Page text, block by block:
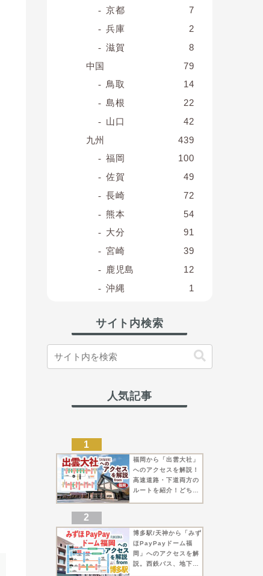
京都
7
兵庫
2
滋賀
8
中国
79
鳥取
14
島根
22
山口
42
九州
439
福岡
100
佐賀
49
長崎
72
熊本
54
大分
91
宮崎
39
鹿児島
12
沖縄
1
サイト内検索
人気記事
福岡から「出雲大社」
へのアクセスを解説！
高速道路・下道両方の
ルートを紹介！どちら
博多駅/天神から「みず
ほPayPayドーム福
岡」へのアクセスを解
説。西鉄バス、地下